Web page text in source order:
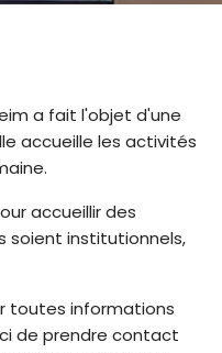
a fait l'objet d'une
accueille les activités
accueillir des
soient institutionnels,
toutes informations
de prendre contact